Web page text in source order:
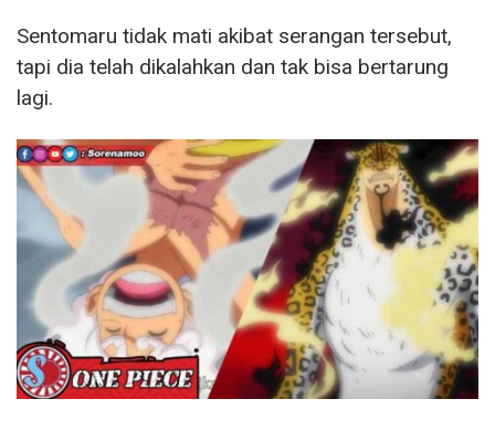
Sentomaru tidak mati akibat serangan tersebut,
tapi dia telah dikalahkan dan tak bisa bertarung
lagi.